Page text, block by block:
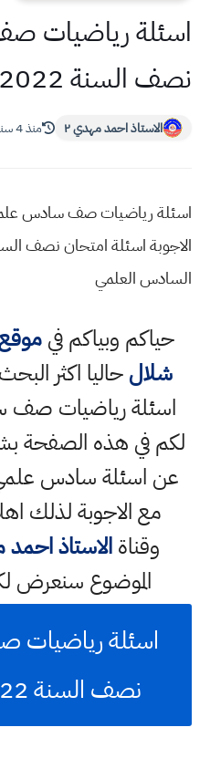
اسئلة رياضيات
نصف السنة 2022 مع الاجوبة
الاستاذ احمد مهدي ٢ منذ 4 سنة
السادس العلمي
حياكم وبياكم في
شلالحاليا اكثر
اسئلة رياضيات
لكم في هذه الصفحة
مع الاجوبة لذلك
وقناةالاستاذ
الموضوع سنعرض
اسئلة
نصف السنة 2022 مع الاجوبة